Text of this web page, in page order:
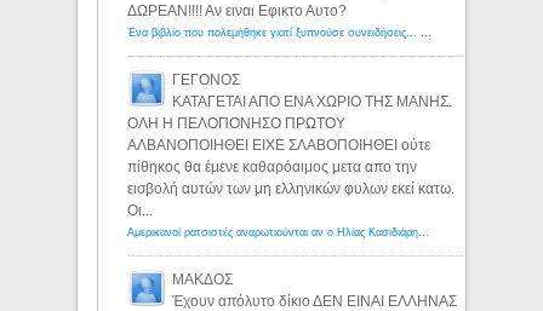
ΔΩΡΕΑΝ!!!! Αν ειναι Εφικτο Αυτο?
ΓΕΓΟΝΟΣ
ΚΑΤΑΓΕΤΑΙ ΑΠΟ ΕΝΑ ΧΩΡΙΟ ΤΗΣ ΜΑΝΗΣ.
ΟΛΗ Η ΠΕΛΟΠΟΝΗΣΟ ΠΡΩΤΟΥ
ΑΛΒΑΝΟΠΟΙΗΘΕΙ ΕΙΧΕ ΣΛΑΒΟΠΟΙΗΘΕΙ ούτε
πίθηκος θα έμενε καθαρόαιμος μετα απο την
εισβολή αυτών των μη ελληνικών φυλων εκεί κατω.
Οι...
ΜΑΚΔΟΣ
Έχουν απόλυτο δίκιο ΔΕΝ ΕΙΝΑΙ ΕΛΛΗΝΑΣ